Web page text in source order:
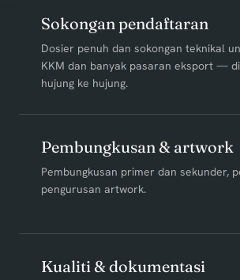
Sokongan pendaftaran
Dosier penuh dan sokongan teknikal
KKM dan banyak pasaran eksport —
hujung ke hujung.
Pembungkusan & artwork
Pembungkusan primer dan sekunder,
pengurusan artwork.
Kualiti & dokumentasi